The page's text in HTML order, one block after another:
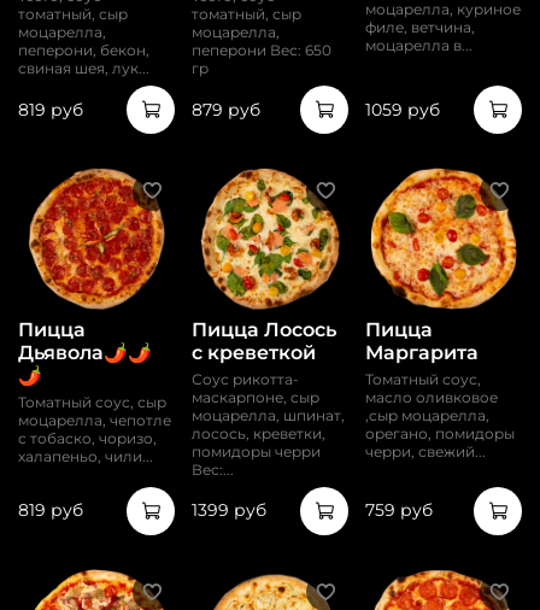
томатный, сыр
моцарелла,
пеперони, бекон,
свиная шея, лук...
819 руб
томатный, сыр
моцарелла,
пеперони Вес: 650
гр
879 руб
моцарелла, куриное
филе, ветчина,
моцарелла в...
1059 руб
Пицца
Дьявола🌶️🌶️
🌶️
Томатный соус, сыр
моцарелла, чепотле
с тобаско, чоризо,
халапеньо, чили...
819 руб
Пицца Лосось
с креветкой
Соус рикотта-
маскарпоне, сыр
моцарелла, шпинат,
лосось, креветки,
помидоры черри
Вес:...
1399 руб
Пицца
Маргарита
Томатный соус,
масло оливковое
,сыр моцарелла,
орегано, помидоры
черри, свежий...
759 руб